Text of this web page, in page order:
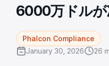
6000万ドル
Phalcon Compliance
January 30, 2026
26